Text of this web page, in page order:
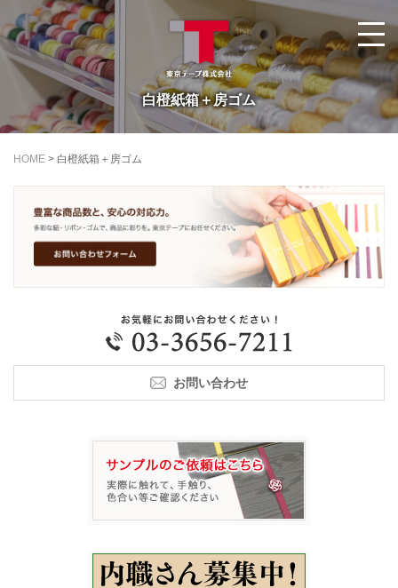
白橙紙箱＋房ゴム
HOME > 白橙紙箱＋房ゴム
お問い合わせ